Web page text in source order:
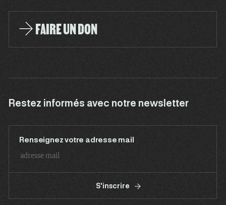
FAIRE UN DON
Restez informés avec notre newsletter
Renseignez votre adresse mail
S'inscrire